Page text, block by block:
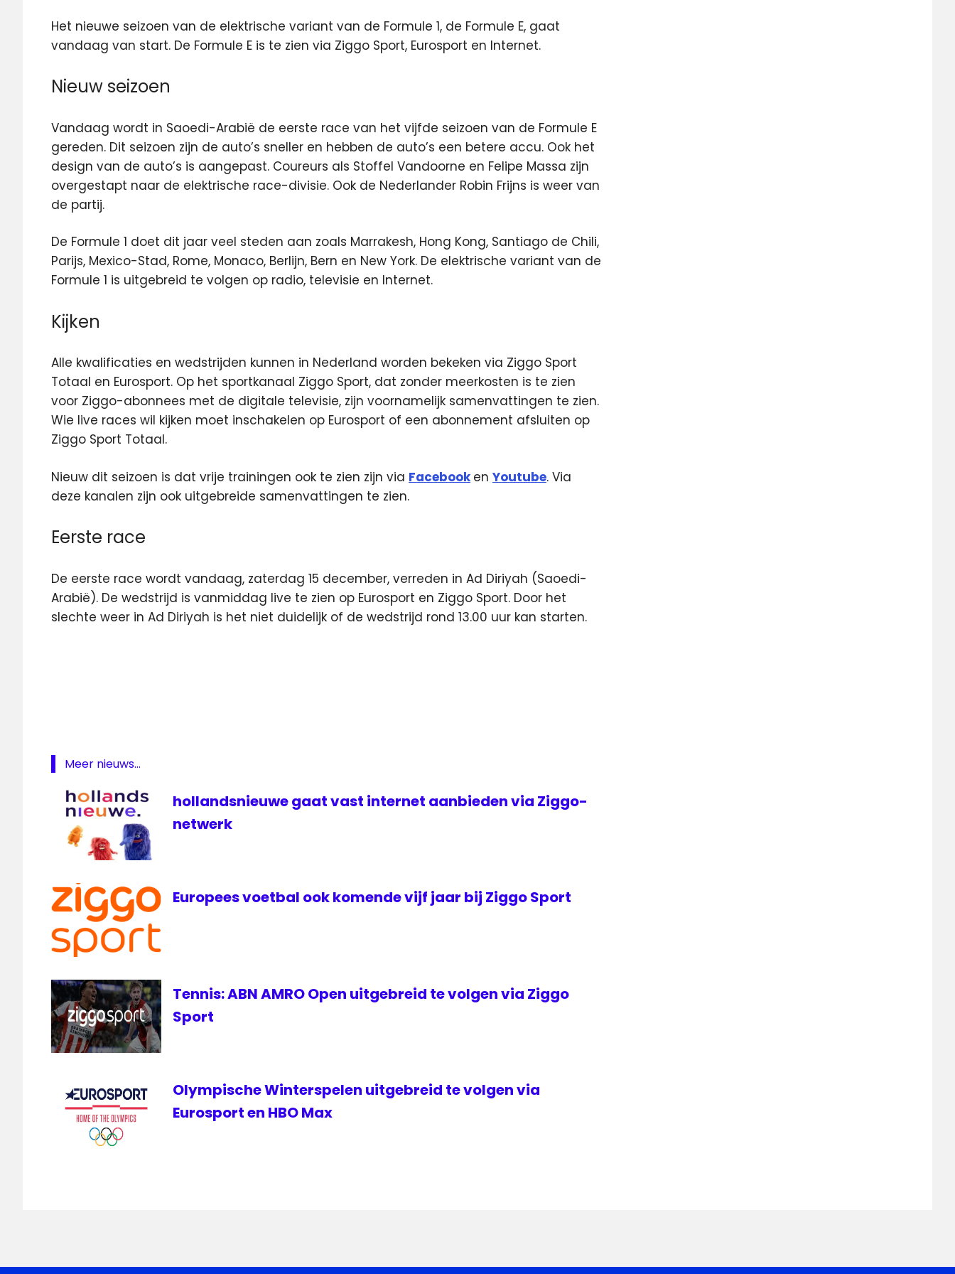
Het nieuwe seizoen van de elektrische variant van de Formule 1, de Formule E, gaat
vandaag van start. De Formule E is te zien via Ziggo Sport, Eurosport en Internet.
Nieuw seizoen
Vandaag wordt in Saoedi-Arabië de eerste race van het vijfde seizoen van de Formule E
gereden. Dit seizoen zijn de auto’s sneller en hebben de auto’s een betere accu. Ook het
design van de auto’s is aangepast. Coureurs als Stoffel Vandoorne en Felipe Massa zijn
overgestapt naar de elektrische race-divisie. Ook de Nederlander Robin Frijns is weer van
de partij.
De Formule 1 doet dit jaar veel steden aan zoals Marrakesh, Hong Kong, Santiago de Chili,
Parijs, Mexico-Stad, Rome, Monaco, Berlijn, Bern en New York. De elektrische variant van de
Formule 1 is uitgebreid te volgen op radio, televisie en Internet.
Kijken
Alle kwalificaties en wedstrijden kunnen in Nederland worden bekeken via Ziggo Sport
Totaal en Eurosport. Op het sportkanaal Ziggo Sport, dat zonder meerkosten is te zien
voor Ziggo-abonnees met de digitale televisie, zijn voornamelijk samenvattingen te zien.
Wie live races wil kijken moet inschakelen op Eurosport of een abonnement afsluiten op
Ziggo Sport Totaal.
Nieuw dit seizoen is dat vrije trainingen ook te zien zijn via Facebook en Youtube. Via
deze kanalen zijn ook uitgebreide samenvattingen te zien.
Eerste race
De eerste race wordt vandaag, zaterdag 15 december, verreden in Ad Diriyah (Saoedi-
Arabië). De wedstrijd is vanmiddag live te zien op Eurosport en Ziggo Sport. Door het
slechte weer in Ad Diriyah is het niet duidelijk of de wedstrijd rond 13.00 uur kan starten.
Formule
Robin
Frijns
televisie
Youtube
Ziggo
Sport
Ziggo
Racing
Meer nieuws...
hollandsnieuwe gaat vast internet aanbieden via Ziggo-
netwerk
Europees voetbal ook komende vijf jaar bij Ziggo Sport
Tennis: ABN AMRO Open uitgebreid te volgen via Ziggo
Sport
Olympische Winterspelen uitgebreid te volgen via
Eurosport en HBO Max